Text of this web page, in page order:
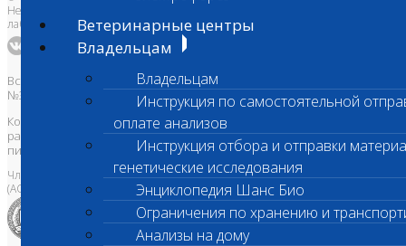
Ветеринарные центры
Владельцам
Владельцам
Инструкция по самостоятельной
оплате анализов
Инструкция отбора и отправки
генетические исследования
Энциклопедия Шанс Био
Ограничения по хранению и
Анализы на дому
Независимая ветеринарная
лаборатория Шанс Био
Все права защищены и охраняются законом. Товарный знак
№395740 от 2008 г. ООО "ШАНС БИО"
Копирование, тиражирование, а также использование материалов,
размещенных на сайтеwww.vetlab.ruвозможно только с
письменного разрешения Правообладателя
Член Национальной ветеринарной палаты
(АСРО НВП)